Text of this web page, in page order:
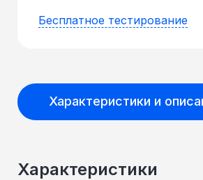
Бесплатное тестирование
Характеристики и
Характеристики